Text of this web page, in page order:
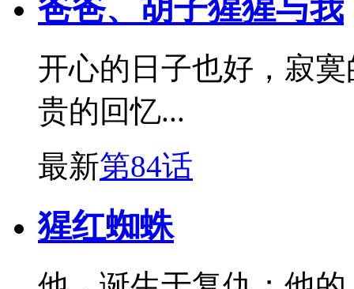
爸爸、胡子猩猩与我
开心的日子也好，寂
贵的回忆...
最新第84话
猩红蜘蛛